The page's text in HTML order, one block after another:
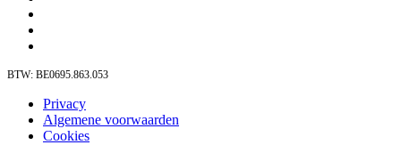
BTW: BE0695.863.053
Privacy
Algemene voorwaarden
Cookies